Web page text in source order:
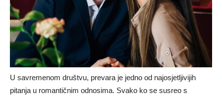
U savremenom društvu, prevara je jedno od najosjetljivijih
pitanja u romantičnim odnosima. Svako ko se susreo s